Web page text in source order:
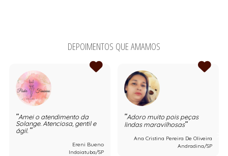
DEPOIMENTOS QUE AMAMOS
Amei o atendimento da
Solange. Atenciosa, gentil e
ágil.
Ereni Bueno
Indaiatuba/SP
Adoro muito pois peças
lindas maravilhosas
Ana Cristina Pereira De Oliveira
Andradina/SP